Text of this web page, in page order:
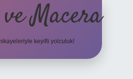
Macera
keyifli yolculuk!